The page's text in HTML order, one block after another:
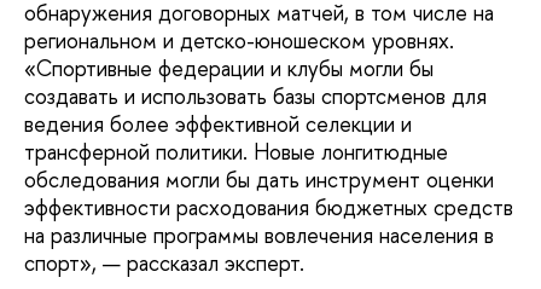
обнаружения договорных матчей, в том числе на
региональном и детско-юношеском уровнях.
«Спортивные федерации и клубы могли бы
создавать и использовать базы спортсменов для
ведения более эффективной селекции и
трансферной политики. Новые лонгитюдные
обследования могли бы дать инструмент оценки
эффективности расходования бюджетных средств
на различные программы вовлечения населения в
спорт», — рассказал эксперт.